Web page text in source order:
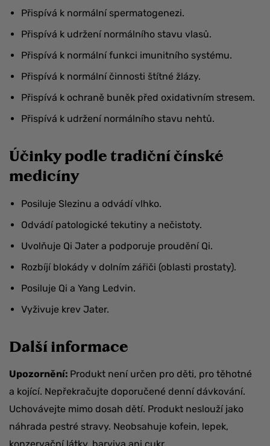
Přispívá k normální spermatogenezi.
Přispívá k udržení normálního stavu vlasů.
Přispívá k normální funkci imunitního systému.
Přispívá k normální činnosti štítné žlázy.
Přispívá k ochraně buněk před oxidativním stresem.
Přispívá k udržení normálního stavu nehtů.
Účinky podle tradiční čínské
medicíny
Posiluje Slezinu a odvádí vlhko.
Odvádí patologické tekutiny a nečistoty.
Uvolňuje Qi Jater a podporuje proudění Qi.
Rozbíjí blokády v dolním zářiči (oblasti prostaty).
Posiluje Qi a Yang Ledvin.
Vyživuje krev Jater.
Další informace
Upozornění: Produkt není určen pro děti, pro těhotné
a kojící. Nepřekračujte doporučené denní dávkování.
Uchovávejte mimo dosah dětí. Produkt neslouží jako
náhrada pestré stravy. Neobsahuje kofein, lepek,